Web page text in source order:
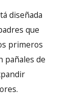
diseñada
que
primeros
pañales de